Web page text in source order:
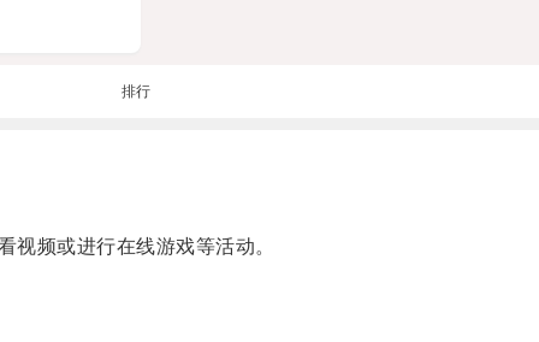
排行
频或进行在线游戏等活动。